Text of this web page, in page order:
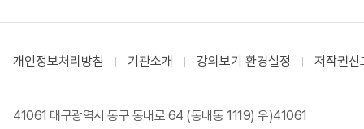
개인정보처리방침 기관소개 강의보기 환경설정 저작권신
41061 대구광역시 동구 동내로 64 (동내동 1119) 우)41061